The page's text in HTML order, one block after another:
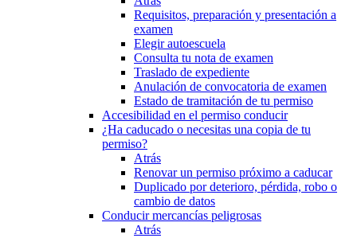
Requisitos, preparación y presentación a
examen
Elegir autoescuela
Consulta tu nota de examen
Traslado de expediente
Anulación de convocatoria de examen
Estado de tramitación de tu permiso
Accesibilidad en el permiso conducir
¿Ha caducado o necesitas una copia de tu
permiso?
Atrás
Renovar un permiso próximo a caducar
Duplicado por deterioro, pérdida, robo o
cambio de datos
Conducir mercancías peligrosas
Atrás